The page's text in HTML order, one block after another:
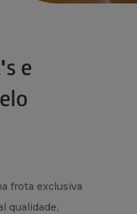
e
frota exclusiva
qualidade,